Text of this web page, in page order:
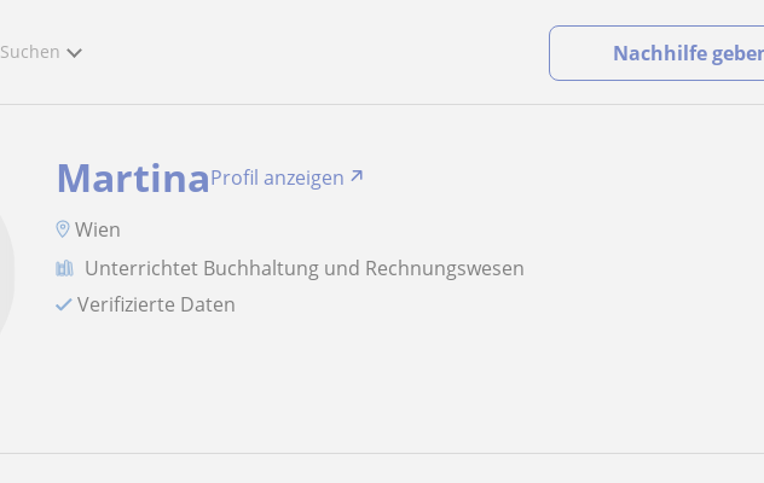
Suchen Nachhilfe
MartinaProfil anzeigen
Wien
Unterrichtet Buchhaltung und Rechnungswesen
Verifizierte Daten